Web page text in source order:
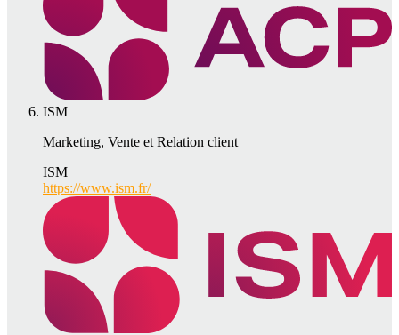
ISM
Marketing, Vente et Relation client
ISM
https://www.ism.fr/